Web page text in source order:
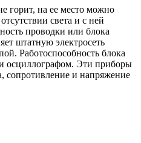
горит, на ее место можно
света и с ней
проводки или блока
штатную электросеть
Работоспособность блока
осциллографом. Эти приборы
сопротивление и напряжение